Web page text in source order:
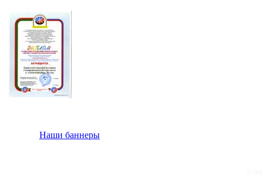
Наши баннеры